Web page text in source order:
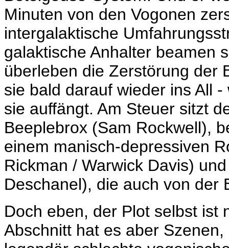
Minuten von den Vogonen
intergalaktische
galaktische Anhalter beamen
überleben die Zerstörung der
sie bald darauf wieder ins All
sie auffängt. Am Steuer sitzt
Beeplebrox (Sam Rockwell),
einem manisch-depressiven
Rickman / Warwick Davis)
Deschanel), die auch von der
Doch eben, der Plot selbst ist
Abschnitt hat es aber